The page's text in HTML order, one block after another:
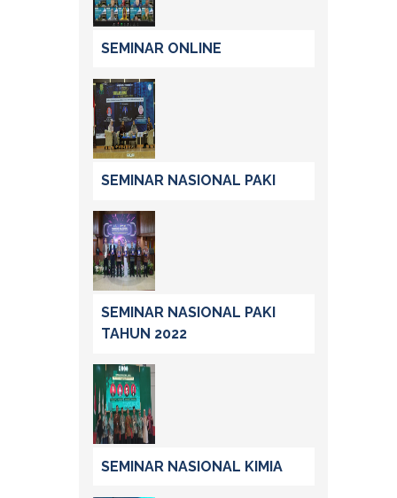
SEMINAR ONLINE
SEMINAR NASIONAL PAKI
SEMINAR NASIONAL PAKI
TAHUN 2022
SEMINAR NASIONAL KIMIA